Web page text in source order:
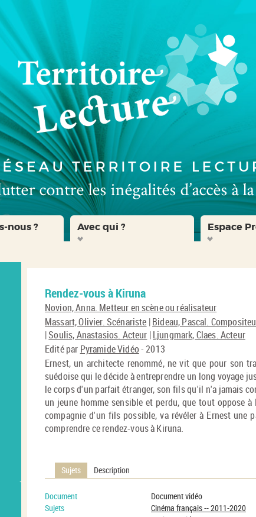
nous ? Avec qui ? Espace
Rendez-vous à Kiruna
Novion, Anna. Metteur en scène ou réalisateur
Massart, Olivier. Scénariste |Bideau, Pascal.
|Soulis, Anastasios. Acteur |Ljungmark, Claes. Acteur
Edité par Pyramide Vidéo- 2013
Ernest, un architecte renommé, ne vit que pour son
suédoise qui le décide à entreprendre un long voyage
le corps d'un parfait étranger, son fils qu'il n'a jamais
un jeune homme sensible et perdu, que tout oppose
compagnie d'un fils possible, va révéler à Ernest une
comprendre ce rendez-vous à Kiruna.
Sujets Description
Document
Document vidéo
Sujets
Cinéma français -- 2011-2020